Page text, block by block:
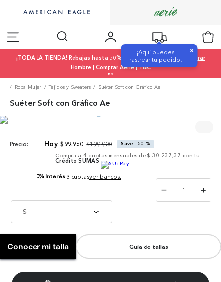
¡Aquí puedes
rastrear tu pedido!
×
¡TODA LA TIENDA! Rebajas hasta 50% OFF |Comprar Mujer|
Comprar
Hombre | Comprar Aerie|T&C
Ropa Mujer Tejidos y Sweaters Suéter Soft con Gráfico Ae
Suéter Soft con Gráfico Ae
Precio: $99.950 $199.900 Save 50 %
Compra a 4 cuotas mensuales de $ 30.237,37 con tu
Crédito SUMAS
0% Interés 3 cuotasver bancos.
S
＋
－
Conocer mi talla Guía de tallas